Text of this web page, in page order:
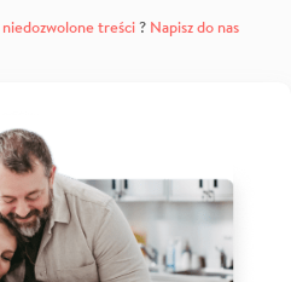
niedozwolone treści? Napisz do nas